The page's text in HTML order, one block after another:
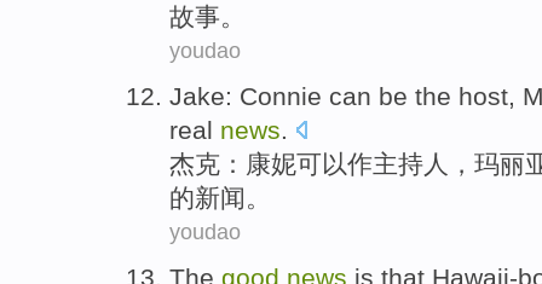
故事。
youdao
Jake: Connie can be the host,
real news.
杰克 ： 康妮可以作主持人 ， 玛丽
的新闻。
youdao
The good news is that Hawaii-